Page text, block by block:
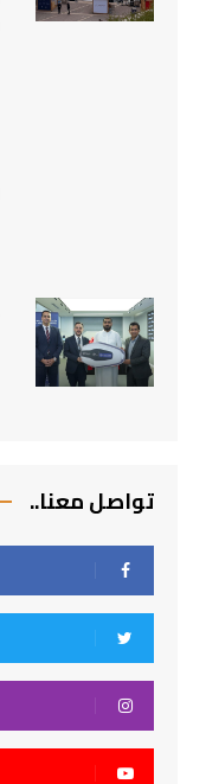
تواصل معنا..